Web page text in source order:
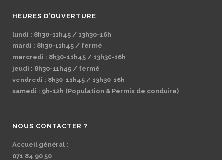
HEURES D’OUVERTURE
lundi : 8h30-11h45 / 13h30-16h
mardi : 8h30-11h45 / fermé
mercredi : 8h30-11h45 / 13h30-16h
jeudi : 8h30-11h45 / fermé
vendredi : 8h30-11h45 / 13h30-16h
samedi : 9h-12h (Population & Permis de conduire)
NOUS CONTACTER ?
Accueil général :
071 84 90 50